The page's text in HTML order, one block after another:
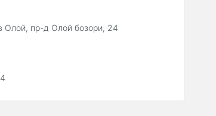
Олой, пр-д Олой бозори, 24